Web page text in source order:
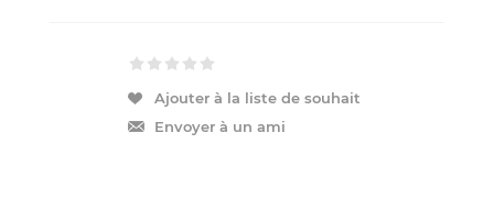
Ajouter à la liste de souhait
Envoyer à un ami